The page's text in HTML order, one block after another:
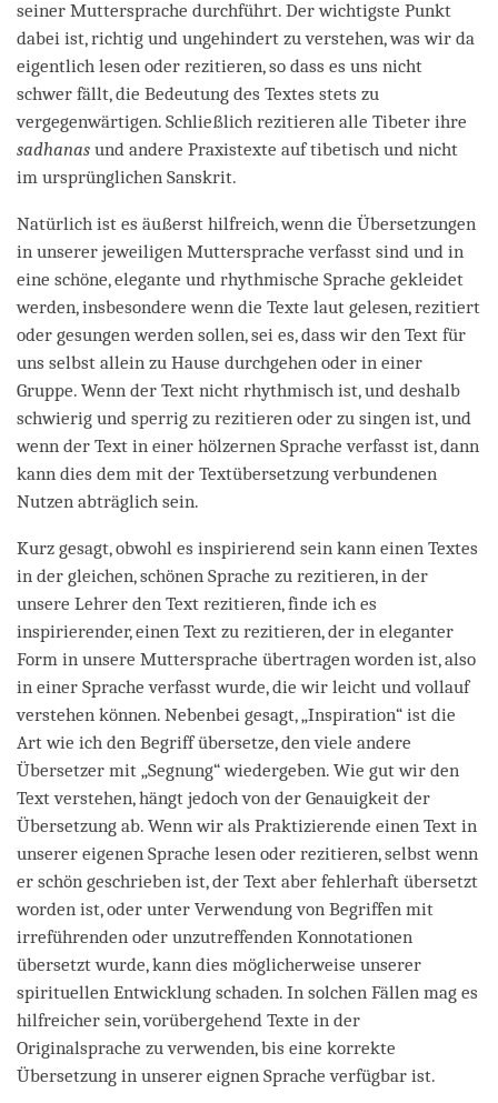
seiner Muttersprache durchführt. Der wichtigste Punkt
dabei ist, richtig und ungehindert zu verstehen, was wir da
eigentlich lesen oder rezitieren, so dass es uns nicht
schwer fällt, die Bedeutung des Textes stets zu
vergegenwärtigen. Schließlich rezitieren alle Tibeter ihre
sadhanas und andere Praxistexte auf tibetisch und nicht
im ursprünglichen Sanskrit.
Natürlich ist es äußerst hilfreich, wenn die Übersetzungen
in unserer jeweiligen Muttersprache verfasst sind und in
eine schöne, elegante und rhythmische Sprache gekleidet
werden, insbesondere wenn die Texte laut gelesen, rezitiert
oder gesungen werden sollen, sei es, dass wir den Text für
uns selbst allein zu Hause durchgehen oder in einer
Gruppe. Wenn der Text nicht rhythmisch ist, und deshalb
schwierig und sperrig zu rezitieren oder zu singen ist, und
wenn der Text in einer hölzernen Sprache verfasst ist, dann
kann dies dem mit der Textübersetzung verbundenen
Nutzen abträglich sein.
Kurz gesagt, obwohl es inspirierend sein kann einen Textes
in der gleichen, schönen Sprache zu rezitieren, in der
unsere Lehrer den Text rezitieren, finde ich es
inspirierender, einen Text zu rezitieren, der in eleganter
Form in unsere Muttersprache übertragen worden ist, also
in einer Sprache verfasst wurde, die wir leicht und vollauf
verstehen können. Nebenbei gesagt, „Inspiration“ ist die
Art wie ich den Begriff übersetze, den viele andere
Übersetzer mit „Segnung“ wiedergeben. Wie gut wir den
Text verstehen, hängt jedoch von der Genauigkeit der
Übersetzung ab. Wenn wir als Praktizierende einen Text in
unserer eigenen Sprache lesen oder rezitieren, selbst wenn
er schön geschrieben ist, der Text aber fehlerhaft übersetzt
worden ist, oder unter Verwendung von Begriffen mit
irreführenden oder unzutreffenden Konnotationen
übersetzt wurde, kann dies möglicherweise unserer
spirituellen Entwicklung schaden. In solchen Fällen mag es
hilfreicher sein, vorübergehend Texte in der
Originalsprache zu verwenden, bis eine korrekte
Übersetzung in unserer eignen Sprache verfügbar ist.